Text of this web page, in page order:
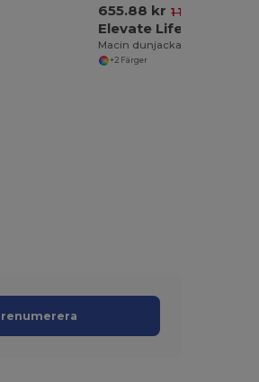
655.88 kr 1 155.04 kr
Elevate Life 39340
Macin dunjacka dam
+2 Färger